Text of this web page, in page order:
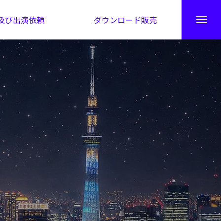
び出演依頼 ダウンロード販売
秘伝公開！吉凶カレンダー